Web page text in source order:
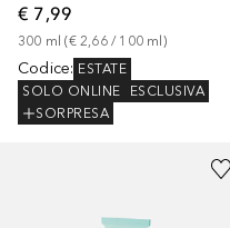
€ 7,99
300 ml (€ 2,66 / 100 ml )
Codice: ESTATE
SOLO ONLINE
ESCLUSIVA
SORPRESA